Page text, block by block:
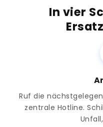
In vier
Ruf die
zentrale Hotline.